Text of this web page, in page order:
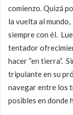
comienzo. Quizá
la vuelta al
siempre con él.
tentador
hacer “en tierra”.
tripulante en su
navegar entre los
posibles en donde